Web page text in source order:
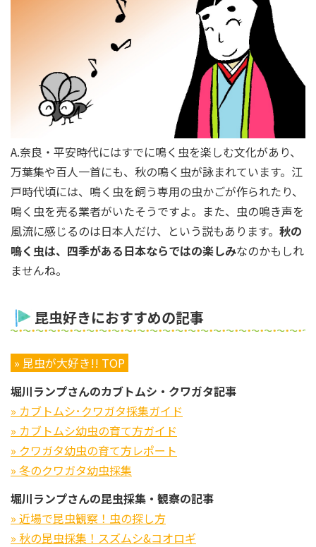
A.奈良・平安時代にはすでに鳴く虫を楽しむ文化があり、
万葉集や百人一首にも、秋の鳴く虫が詠まれています。江
戸時代頃には、鳴く虫を飼う専用の虫かごが作られたり、
鳴く虫を売る業者がいたそうですよ。また、虫の鳴き声を
風流に感じるのは日本人だけ、という説もあります。 秋の
鳴く虫は、四季がある日本ならではの楽しみなのかもしれ
ませんね。
昆虫好きにおすすめの記事
» 昆虫が大好き!! TOP
堀川ランプさんのカブトムシ・クワガタ記事
» カブトムシ･クワガタ採集ガイド
» カブトムシ幼虫の育て方ガイド
» クワガタ幼虫の育て方レポート
» 冬のクワガタ幼虫採集
堀川ランプさんの昆虫採集・観察の記事
» 近場で昆虫観察！虫の探し方
» 秋の昆虫採集！スズムシ&コオロギ